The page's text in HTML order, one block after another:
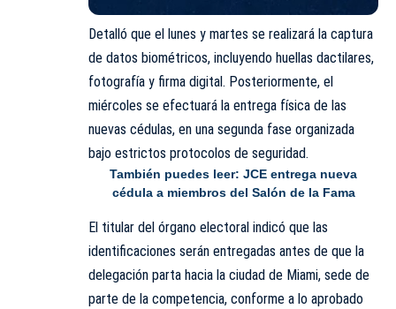
Detalló que el lunes y martes se realizará la captura
de datos biométricos, incluyendo huellas dactilares,
fotografía y firma digital. Posteriormente, el
miércoles se efectuará la entrega física de las
nuevas cédulas, en una segunda fase organizada
bajo estrictos protocolos de seguridad.
También puedes leer: JCE entrega nueva
cédula a miembros del Salón de la Fama
El titular del órgano electoral indicó que las
identificaciones serán entregadas antes de que la
delegación parta hacia la ciudad de Miami, sede de
parte de la competencia, conforme a lo aprobado